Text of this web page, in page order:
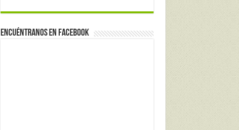
Encuéntranos en Facebook